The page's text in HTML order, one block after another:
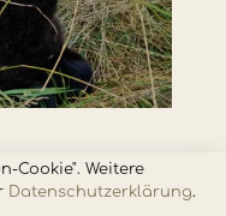
Cookie". Weitere
Datenschutzerklärung.